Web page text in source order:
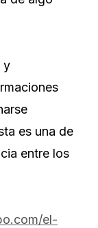
y
es una de
entre los
el-